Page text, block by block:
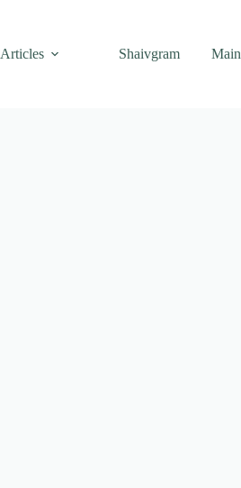
Articles Shaivgram